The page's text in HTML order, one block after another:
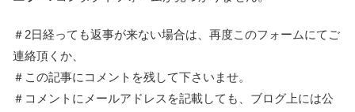
＃2日経っても返事が来ない場合は、再度このフォームにてご
連絡頂くか、
＃この記事にコメントを残して下さいませ。
＃コメントにメールアドレスを記載しても、ブログ上には公